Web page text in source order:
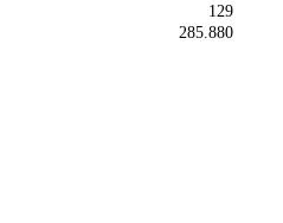
129
285.880